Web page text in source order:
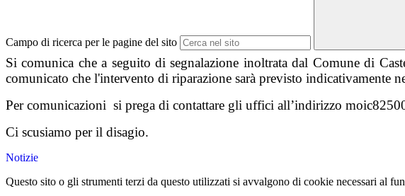
Campo di ricerca per le pagine del sito
Si comunica che a seguito di segnalazione inoltrata dal Comune di
comunicato che l'intervento di riparazione sarà previsto indicativamente
Per comunicazioni si prega di contattare gli uffici all’indirizzo
Ci scusiamo per il disagio.
Notizie
Questo sito o gli strumenti terzi da questo utilizzati si avvalgono di cookie necessari al